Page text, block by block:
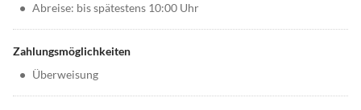
• Abreise: bis spätestens 10:00 Uhr
Zahlungsmöglichkeiten
• Überweisung